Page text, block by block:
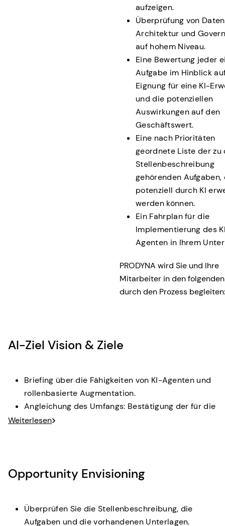
aufzeigen.
Überprüfung von
Architektur und
auf hohem Niveau.
Eine Bewertung jeder
Aufgabe im Hinblick
Eignung für eine KI-
und die potenziellen
Auswirkungen auf den
Geschäftswert.
Eine nach Prioritäten
geordnete Liste der zu
Stellenbeschreibung
gehörenden Aufgaben,
potenziell durch KI
werden können.
Ein Fahrplan für die
Implementierung des
Agenten in Ihrem
PRODYNA wird Sie und Ihre
Mitarbeiter in den
durch den Prozess begleiten:
AI-Ziel Vision & Ziele
Briefing über die Fähigkeiten von KI-Agenten und
rollenbasierte Augmentation.
Angleichung des Umfangs: Bestätigung der für die
Analyse ausgewählten Rollen/Funktionen.
Ergebnis:
Gemeinsame Erklärung zur Vision des KI-
Agenten, Definition des Aufgabenbereichs und
Weiterlesen
Opportunity Envisioning
Überprüfen Sie die Stellenbeschreibung, die
Aufgaben und die vorhandenen Unterlagen.